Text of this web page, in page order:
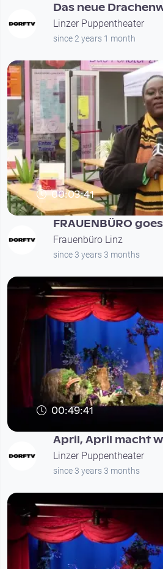
Das neue
Linzer Puppentheater
since 2 years 1 month
00:03:41
FRAUENBÜRO
Frauenbüro Linz
since 3 years 3 months
00:49:41
April, April macht
Linzer Puppentheater
since 3 years 3 months